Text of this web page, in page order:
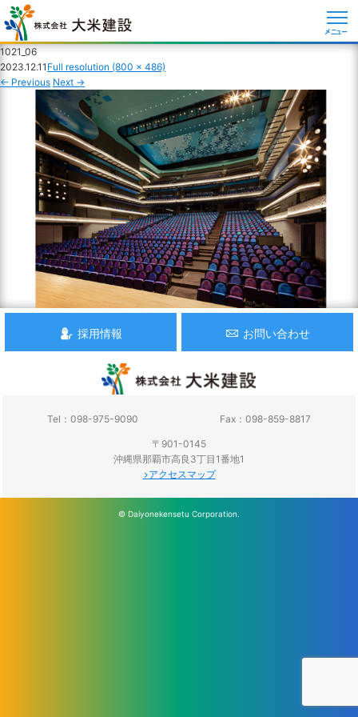
メニュー
1021_06
2023.12.11 Full resolution (800 × 486)
← Previous Next →
採用情報 お問い合わせ
Tel：098-975-9090 Fax：098-859-8817
〒901-0145
沖縄県那覇市高良3丁目1番地1
アクセスマップ
© Daiyonekensetu Corporation.